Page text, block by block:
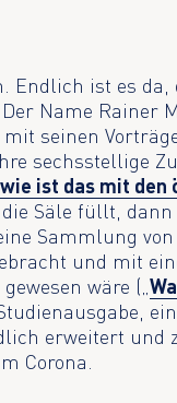
Endlich ist es da,
Name Rainer
seinen
sechsstellige
ist das mit
Säle füllt,
Sammlung
und mit
wäre („
erweitert und
Corona.